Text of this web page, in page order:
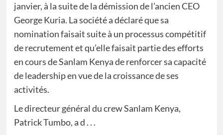
janvier, à la suite de la démission de l’ancien CEO
George Kuria. La société a déclaré que sa
nomination faisait suite à un processus compétitif
de recrutement et qu’elle faisait partie des efforts
en cours de Sanlam Kenya de renforcer sa capacité
de leadership en vue de la croissance de ses
activités.
Le directeur général du crew Sanlam Kenya,
Patrick Tumbo, a d . . .